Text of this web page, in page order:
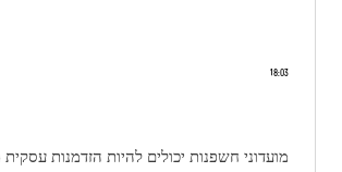
18:03
מועדוני חשפנות יכולים להיות הזדמנות